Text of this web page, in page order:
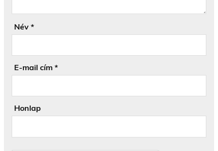
Név *
E-mail cím *
Honlap